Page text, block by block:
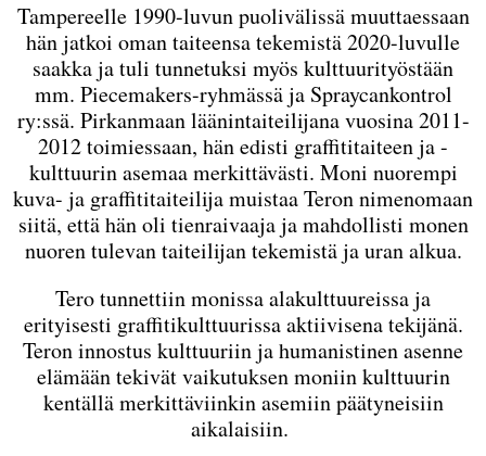
Tampereelle 1990-luvun puolivälissä muuttaessaan
hän jatkoi oman taiteensa tekemistä 2020-luvulle
saakka ja tuli tunnetuksi myös kulttuurityöstään
mm. Piecemakers-ryhmässä ja Spraycankontrol
ry:ssä. Pirkanmaan läänintaiteilijana vuosina 2011-
2012 toimiessaan, hän edisti graffititaiteen ja -
kulttuurin asemaa merkittävästi. Moni nuorempi
kuva- ja graffititaiteilija muistaa Teron nimenomaan
siitä, että hän oli tienraivaaja ja mahdollisti monen
nuoren tulevan taiteilijan tekemistä ja uran alkua.
Tero tunnettiin monissa alakulttuureissa ja
erityisesti graffitikulttuurissa aktiivisena tekijänä.
Teron innostus kulttuuriin ja humanistinen asenne
elämään tekivät vaikutuksen moniin kulttuurin
kentällä merkittäviinkin asemiin päätyneisiin
aikalaisiin.